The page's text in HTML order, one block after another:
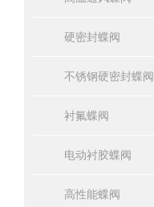
硬密封蝶阀
不锈钢硬密封蝶阀
衬氟蝶阀
电动衬胶蝶阀
高性能蝶阀